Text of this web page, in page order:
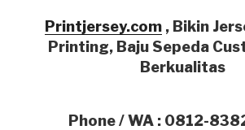
Printjersey.com , Bikin
Printing, Baju Sepeda
Berkualitas
Phone / WA : 0812-